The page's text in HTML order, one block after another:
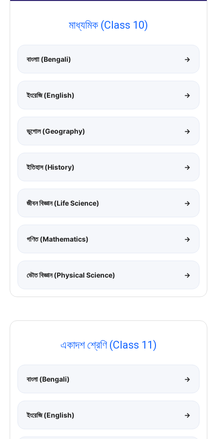
মাধ্যমিক (Class 10)
বাংলাা (Bengali) →
ইংরেজি (English) →
ভূগোল (Geography) →
ইতিহাস (History) →
জীবন বিজ্ঞান (Life Science) →
গণিত (Mathematics) →
ভৌত বিজ্ঞান (Physical Science) →
একাদশ শ্রেণি (Class 11)
বাংলা (Bengali) →
ইংরেজি (English) →